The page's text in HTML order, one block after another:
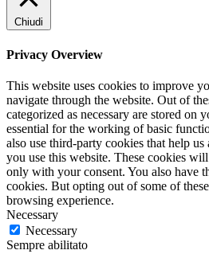
Chiudi
Privacy Overview
This website uses cookies to improve
navigate through the website. Out of
categorized as necessary are stored on
essential for the working of basic
also use third-party cookies that help
you use this website. These cookies
only with your consent. You also have
cookies. But opting out of some of
browsing experience.
Necessary
Necessary
Sempre abilitato